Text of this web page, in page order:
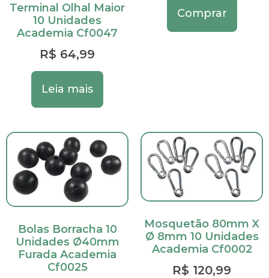
Terminal Olhal Maior
10 Unidades
Academia Cf0047
R$ 64,99
Leia mais
Comprar
Bolas Borracha 10
Unidades Ø40mm
Furada Academia
Cf0025
Mosquetão 80mm X
Ø 8mm 10 Unidades
Academia Cf0002
R$ 120,99